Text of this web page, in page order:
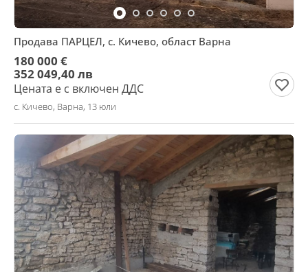
Продава ПАРЦЕЛ, с. Кичево, област Варна
180 000 €
352 049,40 лв
Цената е с включен ДДС
с. Кичево, Варна, 13 юли